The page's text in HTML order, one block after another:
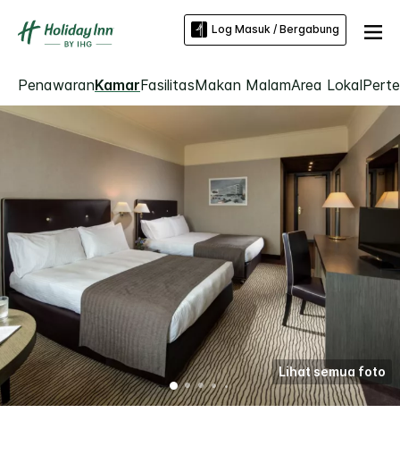
Log Masuk / Bergabung
PenawaranKamarFasilitasMakan MalamArea Lokal
Lihat semua foto